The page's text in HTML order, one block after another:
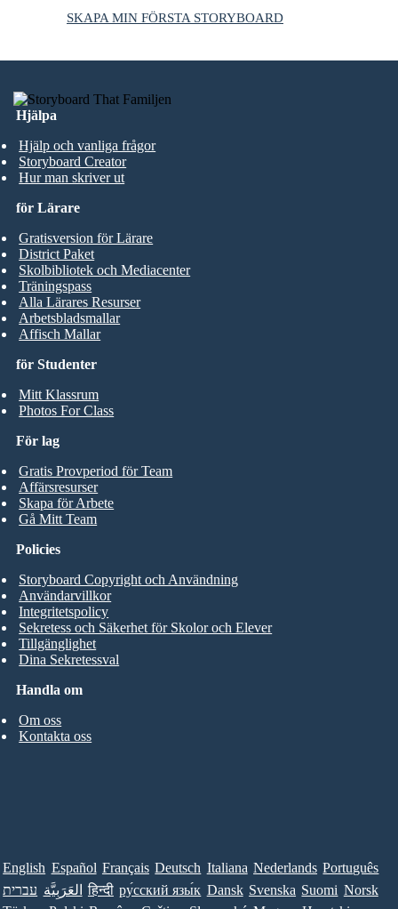
SKAPA MIN FÖRSTA STORYBOARD
Hjälpa
Hjälp och vanliga frågor
Storyboard Creator
Hur man skriver ut
för Studenter
Mitt Klassrum
Photos For Class
för Lärare
Gratisversion för Lärare
District Paket
Skolbibliotek och Mediacenter
Träningspass
Alla Lärares Resurser
Arbetsbladsmallar
Affisch Mallar
För lag
Gratis Provperiod för Team
Affärsresurser
Skapa för Arbete
Gå Mitt Team
Handla om
Om oss
Kontakta oss
Policies
Storyboard Copyright och Användning
Användarvillkor
Integritetspolicy
Sekretess och Säkerhet för Skolor och Elever
Tillgänglighet
Dina Sekretessval
English Español Français Deutsch Italiana Nederlands Português
עברית العَرَبِيَّة हिन्दी ру́сский язы́к Dansk Svenska Suomi Norsk